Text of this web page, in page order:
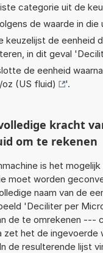
categorie uit de
de waarde in
keuzelijst de eenheid
in dit geval '
de eenheid
oz (US fluid) '.
kracht
om te rekenen
is het
moet worden
naam van de
'Deciliter per
de te omrekenen ---
zet het de ingevoerde
de resulterende lijst